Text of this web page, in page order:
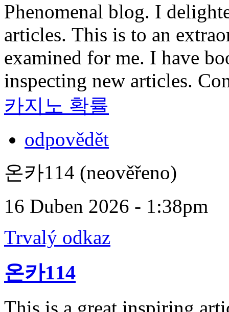
Phenomenal blog. I
articles. This is to an
examined for me. I have
inspecting new articles.
카지노 확률
odpovědět
온카114 (neověřeno)
16 Duben 2026 - 1:38pm
Trvalý odkaz
온카114
This is a great inspiring